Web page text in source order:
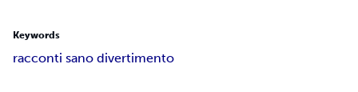
Keywords
racconti sano divertimento